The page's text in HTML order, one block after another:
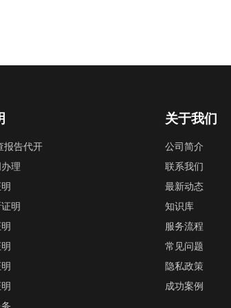
报告代开
理
明
关于我们
公司简介
联系我们
最新动态
知识库
服务流程
常见问题
隐私政策
成功案例